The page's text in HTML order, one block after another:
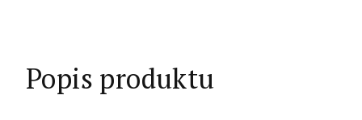
Popis produktu